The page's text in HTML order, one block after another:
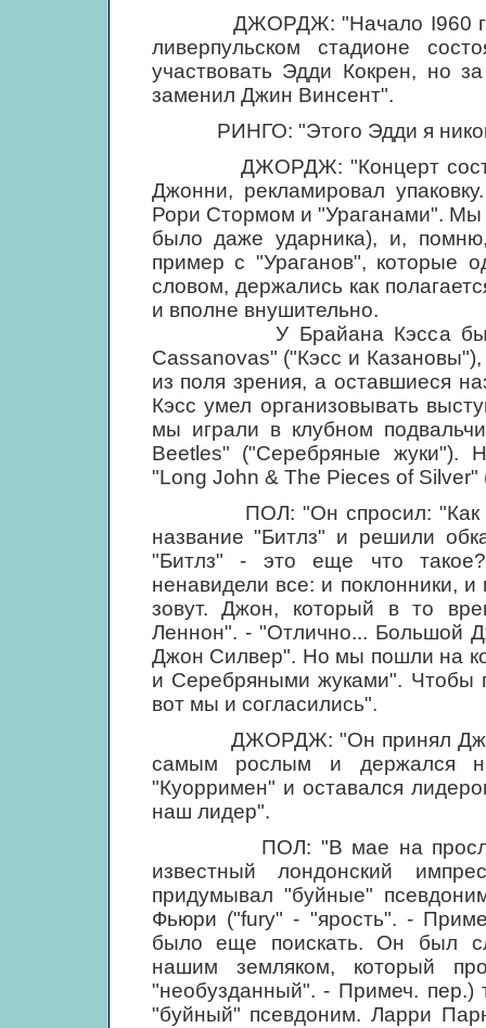
ДЖОРДЖ: "Начало I960 года
ливерпульском стадионе
участвовать Эдди Кокрен, но
заменил Джин Винсент".
РИНГО: "Этого Эдди я
ДЖОРДЖ: "Концерт
Джонни, рекламировал
Рори Стормом и "Ураганами". Мы
было даже ударника), и,
пример с "Ураганов", которые
словом, держались как
и вполне внушительно.
У Брайана Кэсса была
Cassanovas" ("Кэсс и
из поля зрения, а оставшиеся
Кэсс умел организовывать
мы играли в клубном
Beetles" ("Серебряные жуки").
"Long John & The Pieces of
ПОЛ: "Он спросил: "Как вы
название "Битлз" и решили
"Битлз" - это еще что
ненавидели все: и поклонники,
зовут. Джон, который в то
Леннон". - "Отлично... Большой
Джон Силвер". Но мы пошли на
и Серебряными жуками". Чтобы
вот мы и согласились".
ДЖОРДЖ: "Он принял Джона
самым рослым и держался
"Куорримен" и оставался
наш лидер".
ПОЛ: "В мае на
известный лондонский
придумывал "буйные"
Фьюри ("fury" - "ярость". -
было еще поискать. Он был
нашим земляком, который
"необузданный". - Примеч.
"буйный" псевдоним. Ларри